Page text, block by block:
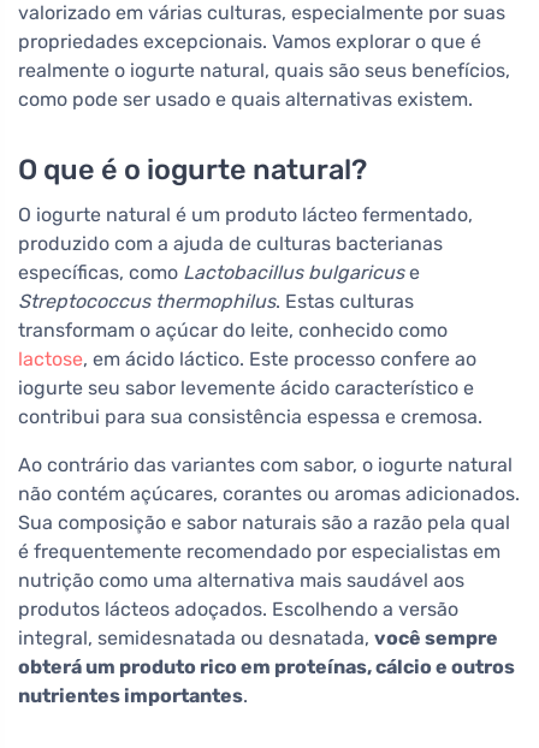
valorizado em várias culturas, especialmente por suas
propriedades excepcionais. Vamos explorar o que é
realmente o iogurte natural, quais são seus benefícios,
como pode ser usado e quais alternativas existem.
O que é o iogurte natural?
O iogurte natural é um produto lácteo fermentado,
produzido com a ajuda de culturas bacterianas
específicas, como Lactobacillus bulgaricuse
Streptococcus thermophilus. Estas culturas
transformam o açúcar do leite, conhecido como
lactose, em ácido láctico. Este processo confere ao
iogurte seu sabor levemente ácido característico e
contribui para sua consistência espessa e cremosa.
Ao contrário das variantes com sabor, o iogurte natural
não contém açúcares, corantes ou aromas adicionados.
Sua composição e sabor naturais são a razão pela qual
é frequentemente recomendado por especialistas em
nutrição como uma alternativa mais saudável aos
produtos lácteos adoçados. Escolhendo a versão
integral, semidesnatada ou desnatada, você sempre
obterá um produto rico em proteínas, cálcio e outros
nutrientes importantes.